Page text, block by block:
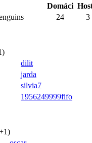
Domáci
24 3
)
dilit
jarda
silvia7
1956249999fifo
)